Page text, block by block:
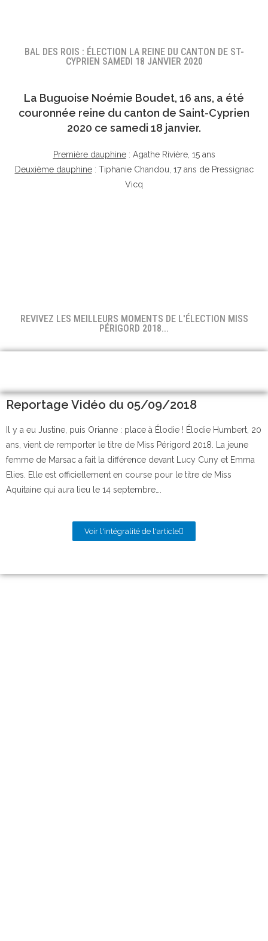
BAL DES ROIS : ÉLECTION LA REINE DU CANTON DE ST-
CYPRIEN SAMEDI 18 JANVIER 2020
La Buguoise Noémie Boudet, 16 ans, a été
couronnée reine du canton de Saint-Cyprien
2020 ce samedi 18 janvier.
Première dauphine: Agathe Rivière, 15 ans
Deuxième dauphine: Tiphanie Chandou, 17 ans de Pressignac
Vicq
REVIVEZ LES MEILLEURS MOMENTS DE L'ÉLECTION MISS
PÉRIGORD 2018...
Reportage Vidéo du 05/09/2018
Il y a eu Justine, puis Orianne : place à Élodie ! Élodie Humbert, 20
ans, vient de remporter le titre de Miss Périgord 2018. La jeune
femme de Marsac a fait la différence devant Lucy Cuny et Emma
Elies. Elle est officiellement en course pour le titre de Miss
Aquitaine qui aura lieu le 14 septembre….
Voir l'intégralité de l'article